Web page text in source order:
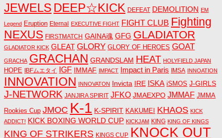
JEWELS DEEP☆KICK DEFEAT DEMOLITION EM
Legend Eruption Eternal EXECUTIVE FIGHT FIGHT CLUB Fighting
NEXUS FIRSTMATCH GAINA魂 GFG GLADIATOR
GLADIATOR KICK GLEAT GLORY GLORY OF HEROES GOAT
GRACHA GRACHAN GRANDSLAM HEAT HOLYFIELD JAPAN
HOPE IBFムエタイ IGF IMMAF IMPACT Impact in Paris IMSA INNOATION
INNOVATION INNOVATON Invicta IRE ISKA iSMOS J-GIRLS
J-NETWORK JANJIRA SPIRIT JFKO JMAEXPO JMMAF JMMA
Rookies Cup JMOC K-1 K-SPIRIT KAKUMEI KHAOS KICK
ADDICT! KICK BOXING WORLD CUP KICKJAM KING KING OF KINGS
KING OF STRIKERS KINGS CUP KNOCK OUT